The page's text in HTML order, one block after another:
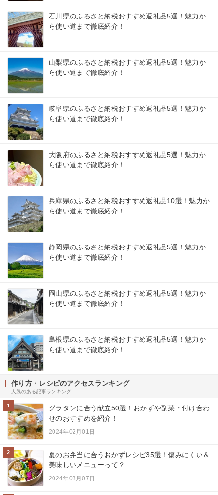
石川県のふるさと納税おすすめ返礼品5選！魅力か
ら使い道まで徹底紹介！
山梨県のふるさと納税おすすめ返礼品5選！魅力か
ら使い道まで徹底紹介！
岐阜県のふるさと納税おすすめ返礼品5選！魅力か
ら使い道まで徹底紹介！
大阪府のふるさと納税おすすめ返礼品5選！魅力か
ら使い道まで徹底紹介！
兵庫県のふるさと納税おすすめ返礼品10選！魅力か
ら使い道まで徹底紹介！
静岡県のふるさと納税おすすめ返礼品5選！魅力か
ら使い道まで徹底紹介！
岡山県のふるさと納税おすすめ返礼品5選！魅力か
ら使い道まで徹底紹介！
島根県のふるさと納税おすすめ返礼品5選！魅力か
ら使い道まで徹底紹介！
作り方・レシピのアクセスランキング
人気のある記事ランキング
1
グラタンに合う献立50選！おかずや副菜・付け合わ
せのおすすめを紹介！
2024年02月01日
2
夏のお弁当に合うおかずレシピ35選！傷みにくい＆
美味しいメニューって？
2024年03月07日